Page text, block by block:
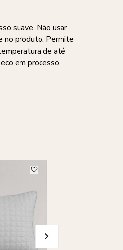
suave. Não usar
no produto. Permite
de até
em processo